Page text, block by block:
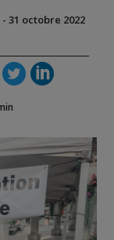
- 31 octobre 2022